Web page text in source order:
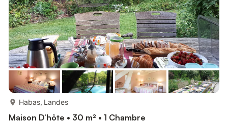
Habas, Landes
Maison D’hôte • 30 m² • 1 Chambre